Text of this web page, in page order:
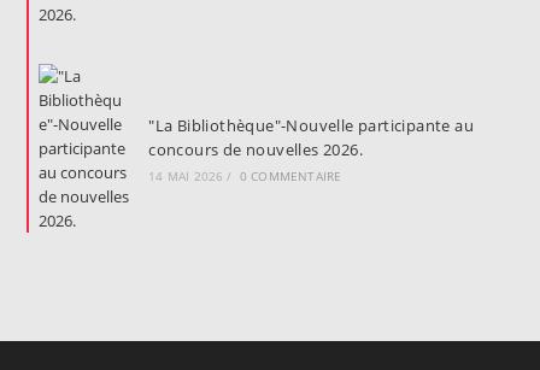
"La Bibliothèque"-Nouvelle participante au
concours de nouvelles 2026.
14 MAI 2026 / 0 COMMENTAIRE